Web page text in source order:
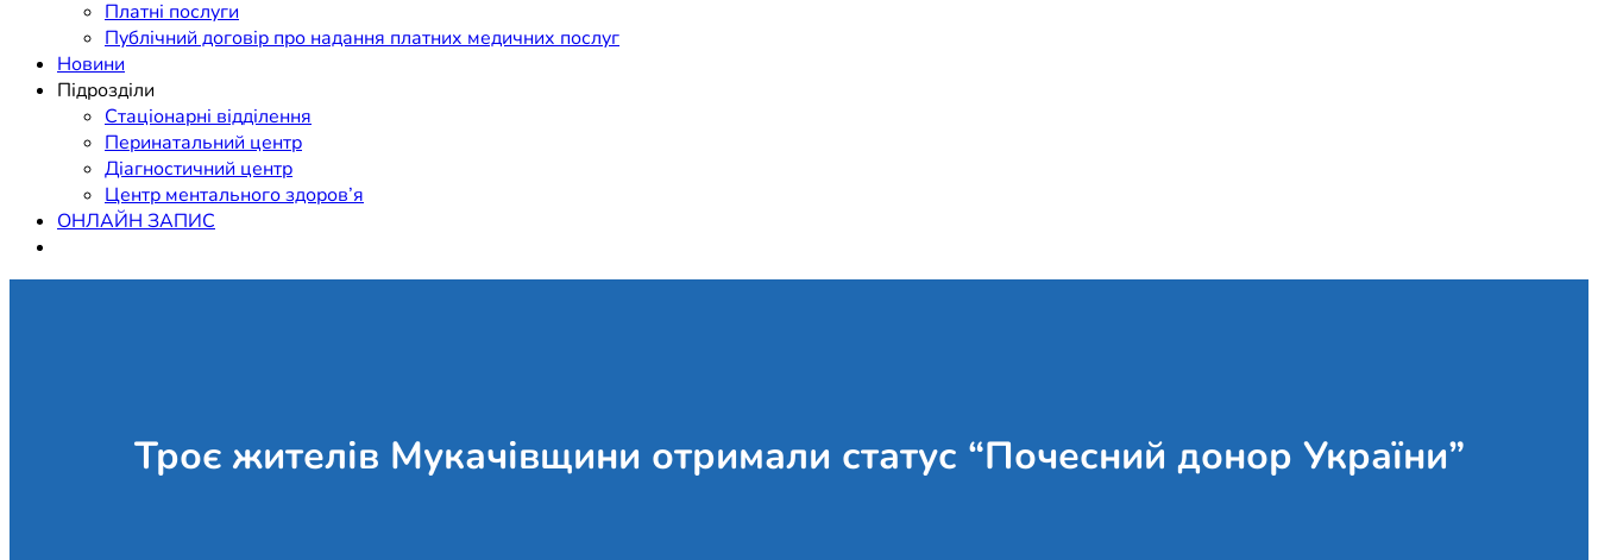
Платні послуги
Публічний договір про надання платних медичних послуг
Новини
Підрозділи
Стаціонарні відділення
Перинатальний центр
Діагностичний центр
Центр ментального здоров’я
ОНЛАЙН ЗАПИС
Троє жителів Мукачівщини отримали статус “Почесний донор України”